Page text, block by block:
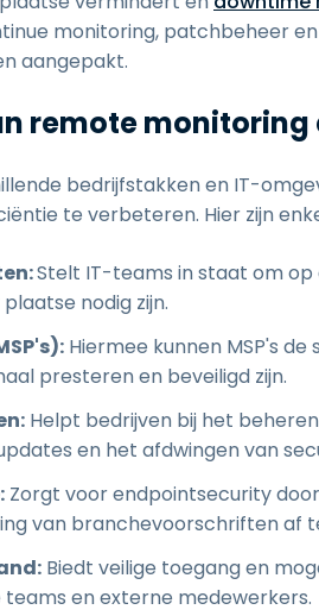
monitoring, patchbeheer
aangepakt.
remote
bedrijfstakken en IT-
te verbeteren. Hier zijn
Stelt IT-teams in staat om
nodig zijn.
Hiermee kunnen MSP's
presteren en beveiligd zijn.
Helpt bedrijven bij het
en het afdwingen van
Zorgt voor endpointsecurity
van branchevoorschriften af
Biedt veilige toegang en
en externe medewerkers.